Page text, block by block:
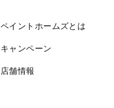
ペイントホームズとは
キャンペーン
店舗情報